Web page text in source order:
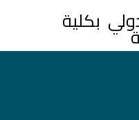
بكلية